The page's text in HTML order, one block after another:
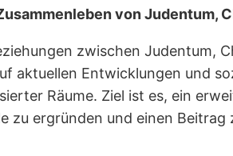
von Judentum,
zwischen Judentum,
aktuellen Entwicklungen und
Räume. Ziel ist es, ein
zu ergründen und einen